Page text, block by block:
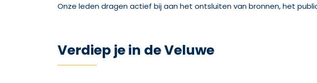
Onze leden dragen actief bij aan het ontsluiten van bronnen, het
Verdiep je in de Veluwe